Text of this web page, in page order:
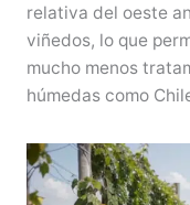
relativa del oeste
viñedos, lo que
mucho menos
húmedas como